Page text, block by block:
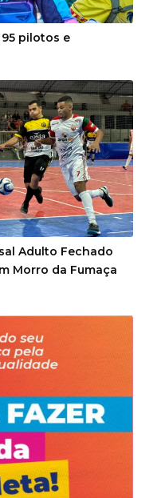
pilotos e
Adulto Fechado
Morro da Fumaça